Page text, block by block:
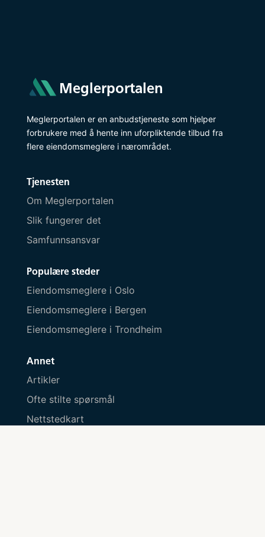
Meglerportalen
Meglerportalen er en anbudstjeneste som hjelper
forbrukere med å hente inn uforpliktende tilbud fra
flere eiendomsmeglere i nærområdet.
Tjenesten
Om Meglerportalen
Slik fungerer det
Samfunnsansvar
Populære steder
Eiendomsmeglere i Oslo
Eiendomsmeglere i Bergen
Eiendomsmeglere i Trondheim
Annet
Artikler
Ofte stilte spørsmål
Nettstedkart